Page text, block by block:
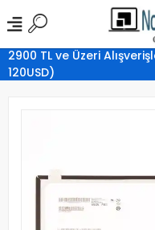
2900 TL ve Üzeri
120USD)